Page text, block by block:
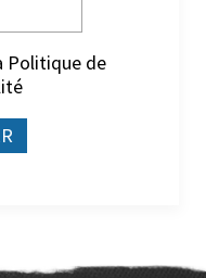
Politique de